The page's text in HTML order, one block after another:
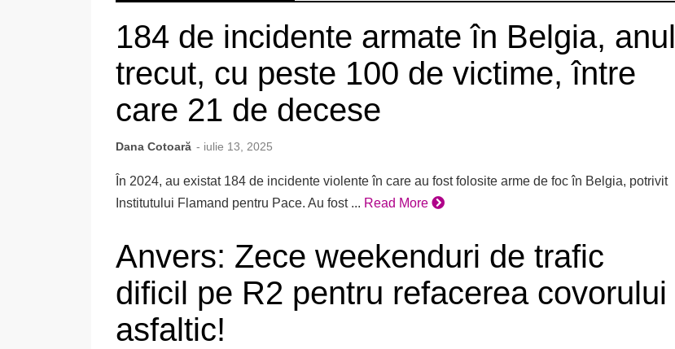
184 de incidente armate în Belgia, anul
trecut, cu peste 100 de victime, între
care 21 de decese
Dana Cotoară - iulie 13, 2025
În 2024, au existat 184 de incidente violente în care au fost folosite arme de foc în Belgia, potrivit
Institutului Flamand pentru Pace. Au fost ... Read More
Anvers: Zece weekenduri de trafic
dificil pe R2 pentru refacerea covorului
asfaltic!